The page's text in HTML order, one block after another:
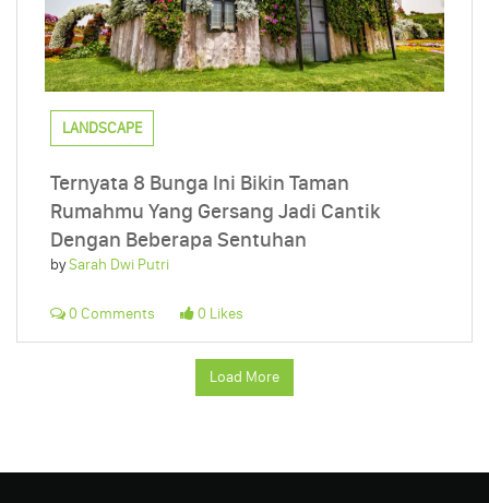
LANDSCAPE
Ternyata 8 Bunga Ini Bikin Taman
Rumahmu Yang Gersang Jadi Cantik
Dengan Beberapa Sentuhan
bySarah Dwi Putri
0 Comments 0 Likes
Load More